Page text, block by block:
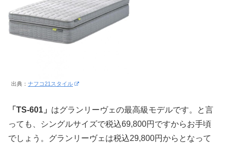
出典： ナフコ21スタイル
「TS-601」 はグランリーヴェの最高級モデルです。と言
っても、シングルサイズで税込69,800円ですからお手頃
でしょう。グランリーヴェは税込29,800円からとなって